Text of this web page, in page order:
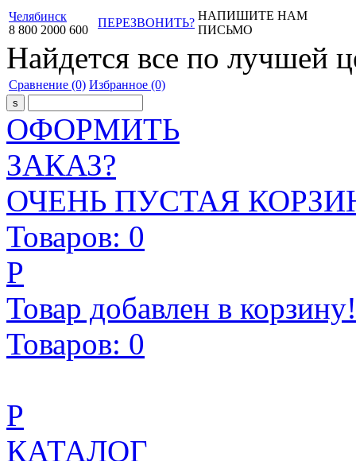
Челябинск
8 800 2000 600
ПЕРЕЗВОНИТЬ?
НАПИШИТЕ НАМ
ПИСЬМО
Найдется все по лучшей
Сравнение (0) Избранное (0)
ОФОРМИТЬ
ЗАКАЗ?
ОЧЕНЬ ПУСТАЯ
Товаров: 0
Р
Товар добавлен в корзину!
Товаров: 0
Р
КАТАЛОГ